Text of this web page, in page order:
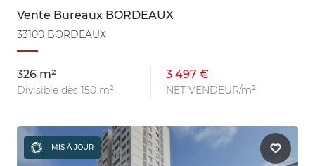
Vente Bureaux BORDEAUX
33100 BORDEAUX
326 m²
Divisible dès 150 m²
3 497 €
NET VENDEUR/m²
MIS À JOUR